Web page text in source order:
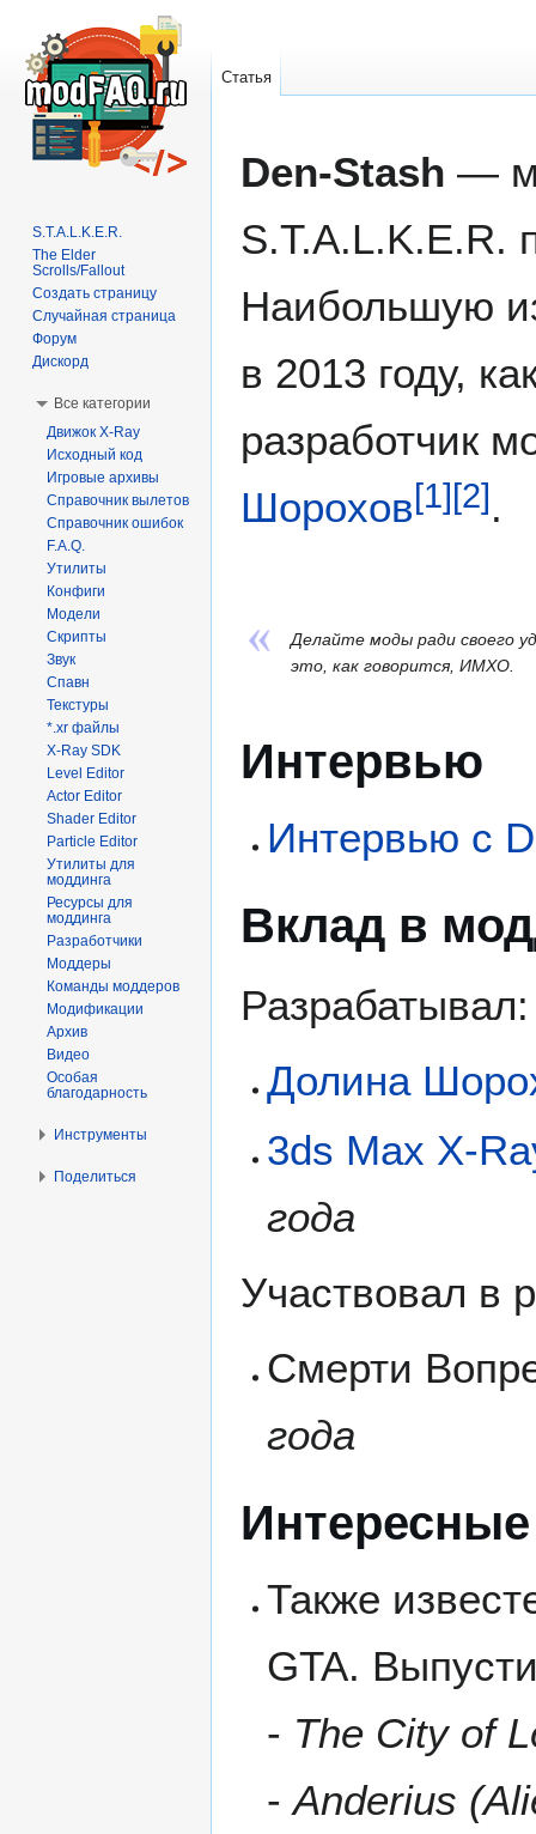
Den-Stash —
S.T.A.L.K.E.R.
Наибольшую
в 2013 году,
разработчик
Шорохов[1][2].
Делайте моды ради своего
это, как говорится, ИМХО.
Интервью
Интервью с
Вклад в
Разрабатывал:
Долина
3ds Max X-
года
Участвовал в
Смерти
года
Также
GTA.
- The City of
-Anderius
Статья
S.T.A.L.K.E.R.
The Elder
Scrolls/Fallout
Создать страницу
Случайная страница
Форум
Дискорд
Все категории
Движок X-Ray
Исходный код
Игровые архивы
Справочник вылетов
Справочник ошибок
F.A.Q.
Утилиты
Конфиги
Модели
Скрипты
Звук
Спавн
Текстуры
*.xr файлы
X-Ray SDK
Level Editor
Actor Editor
Shader Editor
Particle Editor
Утилиты для
моддинга
Ресурсы для
моддинга
Разработчики
Моддеры
Команды моддеров
Модификации
Архив
Видео
Особая
благодарность
Инструменты
Поделиться